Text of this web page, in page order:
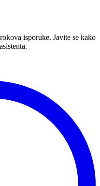
isporuke. Javite se kako